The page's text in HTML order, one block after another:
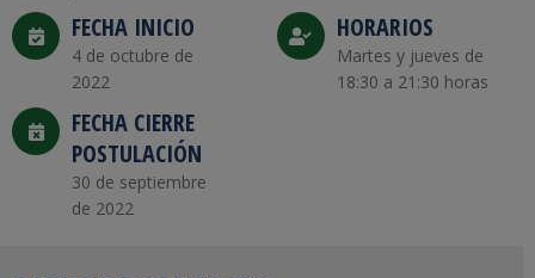
FECHA INICIO
4 de octubre de
2022
FECHA CIERRE
POSTULACIÓN
30 de septiembre
de 2022
HORARIOS
Martes y jueves de
18:30 a 21:30 horas